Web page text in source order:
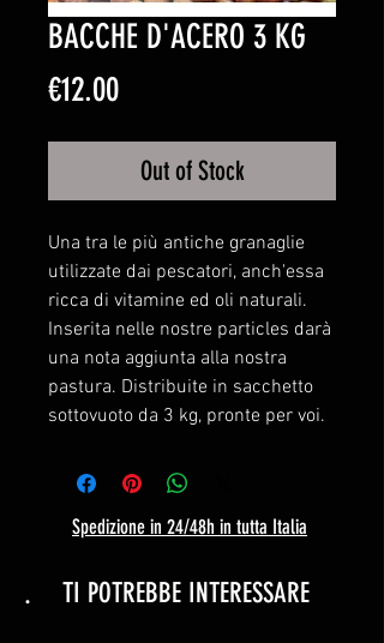
BACCHE D'ACERO 3 KG
€12.00Price
Out of Stock
Una tra le più antiche granaglie
utilizzate dai pescatori, anch'essa
ricca di vitamine ed oli naturali.
Inserita nelle nostre particles darà
una nota aggiunta alla nostra
pastura. Distribuite in sacchetto
sottovuoto da 3 kg, pronte per voi.
Spedizione in 24/48h in tutta Italia
. TI POTREBBE INTERESSARE